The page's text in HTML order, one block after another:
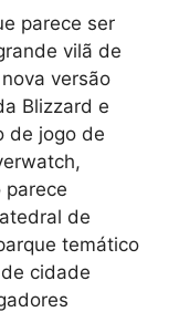
parece ser
vilã de
versão
Blizzard e
de jogo de
parece
de
temático
cidade